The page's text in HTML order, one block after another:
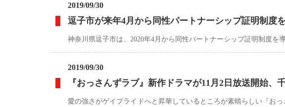
2019/09/30
逗子市が来年4月から同性パートナーシップ証明制度
神奈川県逗子市は、2020年4月から同性パートナーシップ証明制度を
2019/09/30
『おっさんずラブ』新作ドラマが11月2日放送開始、
愛の強さがゲイプライドへと昇華しているところが素晴らしい『お